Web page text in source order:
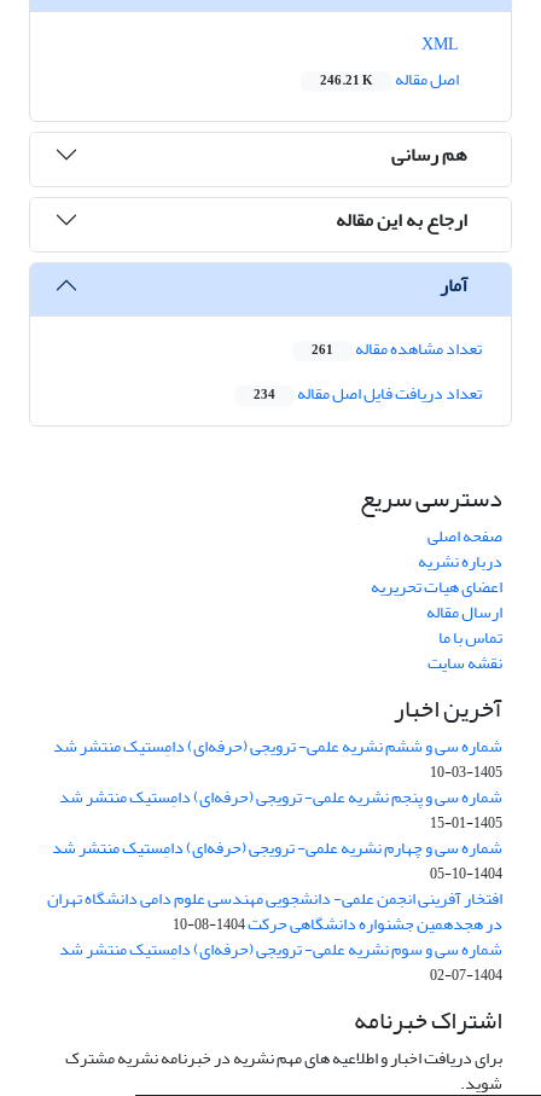
اصل مقاله
246.21 K
هم رسانی
ارجاع به این مقاله
آمار
تعداد مشاهده مقاله 261
تعداد دریافت فایل اصل مقاله 234
دسترسی سریع
صفحه اصلی
درباره نشریه
اعضای هیات تحریریه
ارسال مقاله
تماس با ما
نقشه سایت
آخرین اخبار
شماره سی و ششم نشریه علمی- ترویجی (حرفه‌ای) دامِستیک منتشر شد
1405-03-10
شماره سی و پنجم نشریه علمی- ترویجی (حرفه‌ای) دامِستیک منتشر شد
1405-01-15
شماره سی و چهارم نشریه علمی- ترویجی (حرفه‌ای) دامِستیک منتشر شد
1404-10-05
افتخار آفرینی انجمن علمی- دانشجویی مهندسی علوم دامی دانشگاه تهران
در هجدهمین جشنواره دانشگاهی حرکت1404-08-10
شماره سی و سوم نشریه علمی- ترویجی (حرفه‌ای) دامِستیک منتشر شد
1404-07-02
اشتراک خبرنامه
برای دریافت اخبار و اطلاعیه های مهم نشریه در خبرنامه نشریه مشترک
شوید.